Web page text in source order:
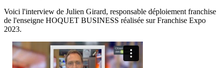
Voici l'interview de Julien Girard, responsable déploiement franchise
de l'enseigne HOQUET BUSINESS réalisée sur Franchise Expo
2023.